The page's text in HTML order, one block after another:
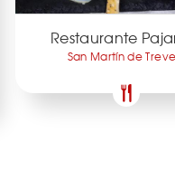
Restaurante
San Martín de